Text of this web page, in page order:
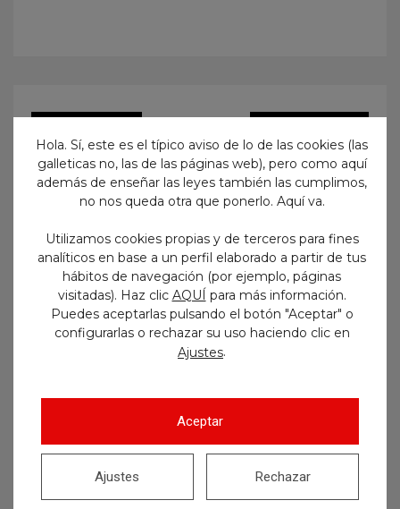
No te pierdas nada
¡Suscríbete para recibir en tu
email todo lo que vayamos
publicando en nuestro blog!
Hola. Sí, este es el típico aviso de lo de las cookies (las
galleticas no, las de las páginas web), pero como aquí
además de enseñar las leyes también las cumplimos,
no nos queda otra que ponerlo. Aquí va.
Utilizamos cookies propias y de terceros para fines
analíticos en base a un perfil elaborado a partir de tus
hábitos de navegación (por ejemplo, páginas
visitadas). Haz clic AQUÍ para más información.
Puedes aceptarlas pulsando el botón "Aceptar" o
configurarlas o rechazar su uso haciendo clic en
Ajustes.
Aceptar
Rechazar
Ajustes